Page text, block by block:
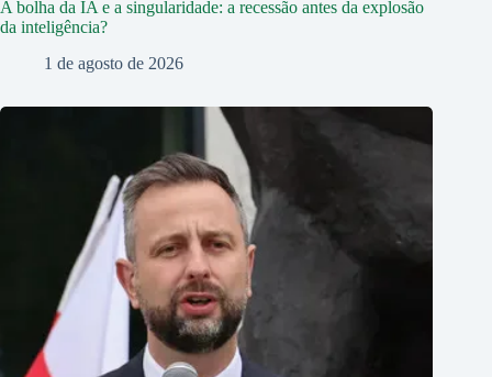
A bolha da IA e a singularidade: a recessão antes da explosão
da inteligência?
1 de agosto de 2026